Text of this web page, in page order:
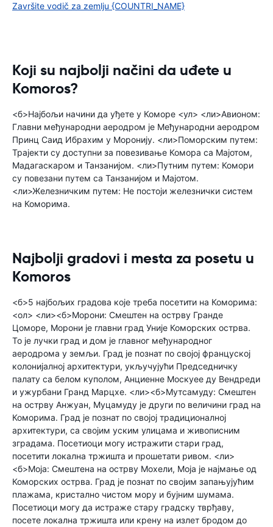
Završite vodič za zemlju {COUNTRI_NAME}
Koji su najbolji načini da uđete u
Komoros?
<б>Најбољи начини да уђете у Коморе <ул> <ли>Авионом:
Главни међународни аеродром је Међународни аеродром
Принц Саид Ибрахим у Моронију. <ли>Поморским путем:
Трајекти су доступни за повезивање Комора са Мајотом,
Мадагаскаром и Танзанијом. <ли>Путним путем: Комори
су повезани путем са Танзанијом и Мајотом.
<ли>Железничким путем: Не постоји железнички систем
на Коморима.
Najbolji gradovi i mesta za posetu u
Komoros
<б>5 најбољих градова које треба посетити на Коморима:
<ол> <ли><б>Морони: Смештен на острву Гранде
Цоморе, Морони је главни град Уније Коморских острва.
То је лучки град и дом је главног међународног
аеродрома у земљи. Град је познат по својој француској
колонијалној архитектури, укључујући Председничку
палату са белом куполом, Анциенне Москуее ду Вендреди
и ужурбани Гранд Марцхе. <ли><б>Мутсамуду: Смештен
на острву Анжуан, Муцамуду је други по величини град на
Коморима. Град је познат по својој традиционалној
архитектури, са својим уским улицама и живописним
зградама. Посетиоци могу истражити стари град,
посетити локална тржишта и прошетати ривом. <ли>
<б>Моја: Смештена на острву Мохели, Моја је најмање од
Коморских острва. Град је познат по својим запањујућим
плажама, кристално чистом мору и бујним шумама.
Посетиоци могу да истраже стару градску тврђаву,
посете локална тржишта или крену на излет бродом до